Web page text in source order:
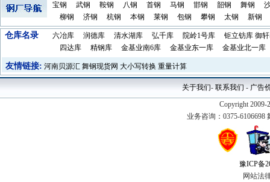
宝钢 武钢 鞍钢 八钢 首钢 马钢 邯钢 韶钢 舞钢
柳钢
济钢 杭钢 本钢 莱钢 包钢 攀钢 太钢 新钢
仓库名录 六冶库 润德库 清水湖库 弘千库 院岭1号库 钜立钫库 御
四达库
精钢库 金基业南6库 金基业东一库 金基业北一库
友情链接: 河南贝源汇 舞钢现货网 大小写转换 重量计算
关于我们- 联系我们 - 广告
Copyright 2009-
业务咨询：0375-
豫ICP备
网站法